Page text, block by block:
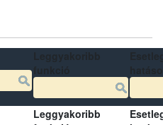
Leggyakoribb